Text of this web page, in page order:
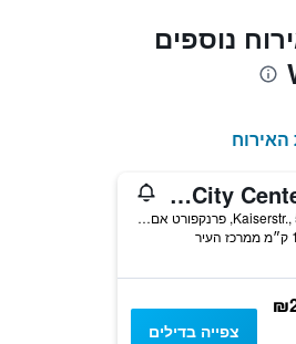
נוספים
United Hostel Frankfurt City Center
Kaiserstr., 52, פרנקפורט אם מיין, הסן, גרמניה
צפייה בדילים